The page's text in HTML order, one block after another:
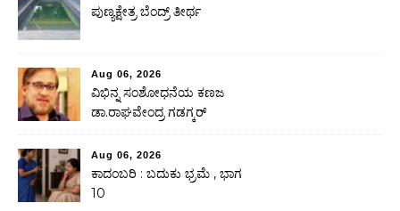
ಪುಣ್ಯಕ್ಷೇತ್ರ ಬೆಂದ್ರ್ ತೀರ್ಥ
Aug 06, 2026
ವಿಭಿನ್ನ ಸಂಶೋಧನೆಯ ಕಣಜ
ಡಾ.ರಾಘವೇಂದ್ರ ಗಡಗ್ಕರ್
Aug 06, 2026
ಕಾದಂಬರಿ : ಬದುಕು ಭ್ರಮೆ , ಭಾಗ
10